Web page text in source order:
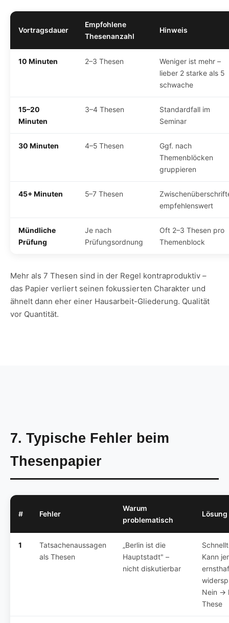
Vortragsdauer
Empfohlene
Thesenanzahl
Hinweis
10 Minuten 2–3 Thesen
Weniger ist mehr –
lieber 2 starke als 5
schwache
15–20
Minuten
3–4 Thesen
Standardfall im
Seminar
30 Minuten 4–5 Thesen
Ggf. nach
Themenblöcken
gruppieren
45+ Minuten 5–7 Thesen
empfehlenswert
Mündliche
Prüfung
Je nach
Prüfungsordnung
Oft 2–3 Thesen pro
Themenblock
Mehr als 7 Thesen sind in der Regel kontraproduktiv –
das Papier verliert seinen fokussierten Charakter und
ähnelt dann eher einer Hausarbeit-Gliederung. Qualität
vor Quantität.
7. Typische Fehler beim
Thesenpapier
# Fehler
Warum
problematisch
Lösung
1
Tatsachenaussagen
als Thesen
„Berlin ist die
Hauptstadt" –
nicht diskutierbar
Kann
Nein →
These